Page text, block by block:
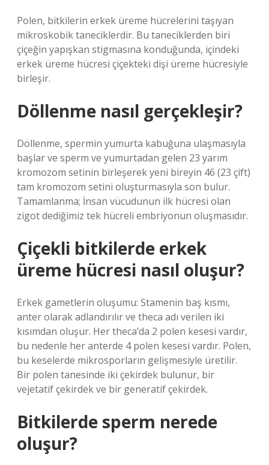
Polen, bitkilerin erkek üreme hücrelerini taşıyan
mikroskobik taneciklerdir. Bu taneciklerden biri
çiçeğin yapışkan stigmasına konduğunda, içindeki
erkek üreme hücresi çiçekteki dişi üreme hücresiyle
birleşir.
Döllenme nasıl gerçekleşir?
Döllenme, spermin yumurta kabuğuna ulaşmasıyla
başlar ve sperm ve yumurtadan gelen 23 yarım
kromozom setinin birleşerek yeni bireyin 46 (23 çift)
tam kromozom setini oluşturmasıyla son bulur.
Tamamlanma; İnsan vücudunun ilk hücresi olan
zigot dediğimiz tek hücreli embriyonun oluşmasıdır.
Çiçekli bitkilerde erkek
üreme hücresi nasıl oluşur?
Erkek gametlerin oluşumu: Stamenin baş kısmı,
anter olarak adlandırılır ve theca adı verilen iki
kısımdan oluşur. Her theca’da 2 polen kesesi vardır,
bu nedenle her anterde 4 polen kesesi vardır. Polen,
bu keselerde mikrosporların gelişmesiyle üretilir.
Bir polen tanesinde iki çekirdek bulunur, bir
vejetatif çekirdek ve bir generatif çekirdek.
Bitkilerde sperm nerede
oluşur?